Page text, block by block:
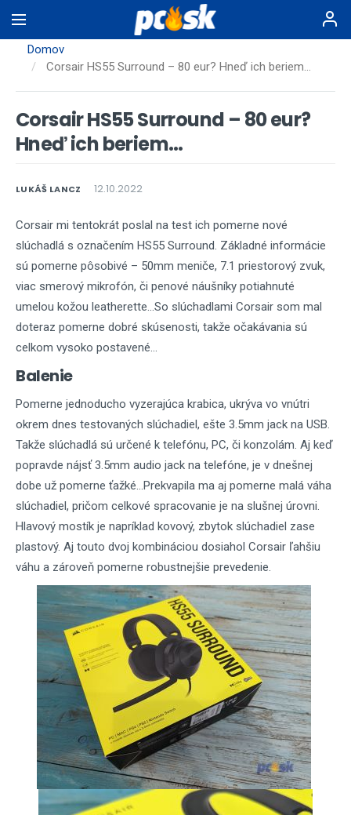
na
hlavnýDomov
Corsair HS55 Surround – 80 eur? Hneď ich beriem…
Corsair HS55 Surround – 80 eur?
Hneď ich beriem…
LUKÁŠ LANCZ 12.10.2022
Corsair mi tentokrát poslal na test ich pomerne nové
slúchadlá s označením HS55 Surround. Základné informácie
sú pomerne pôsobivé – 50mm meniče, 7.1 priestorový zvuk,
viac smerový mikrofón, či penové náušníky potiahnuté
umelou kožou leatherette...So slúchadlami Corsair som mal
doteraz pomerne dobré skúsenosti, takže očakávania sú
celkom vysoko postavené...
Balenie
Pomerne jednoducho vyzerajúca krabica, ukrýva vo vnútri
okrem dnes testovaných slúchadiel, ešte 3.5mm jack na USB.
Takže slúchadlá sú určené k telefónu, PC, či konzolám. Aj keď
popravde nájsť 3.5mm audio jack na telefóne, je v dnešnej
dobe už pomerne ťažké...Prekvapila ma aj pomerne malá váha
slúchadiel, pričom celkové spracovanie je na slušnej úrovni.
Hlavový mostík je napríklad kovový, zbytok slúchadiel zase
plastový. Aj touto dvoj kombináciou dosiahol Corsair ľahšiu
váhu a zároveň pomerne robustnejšie prevedenie.